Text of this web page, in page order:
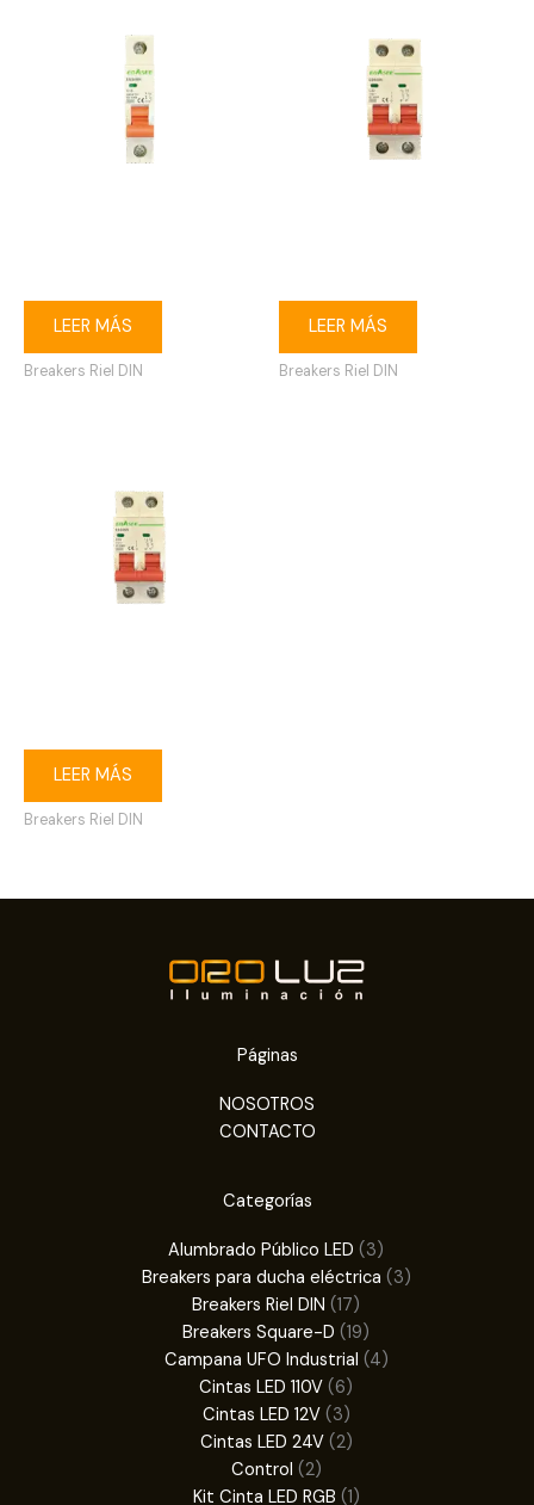
LEER MÁS
Breakers Riel DIN
LEER MÁS
Breakers Riel DIN
LEER MÁS
Breakers Riel DIN
Páginas
NOSOTROS
CONTACTO
Categorías
Alumbrado Público LED 33
productos
Breakers para ducha eléctrica 33
Breakers Riel DIN 1717
productos
Breakers Square-D 1919
productos
Campana UFO Industrial 44
Cintas LED 110V 66
productos
Cintas LED 12V 33
productos
Cintas LED 24V 22
Control 22
productos
Kit Cinta LED RGB 11